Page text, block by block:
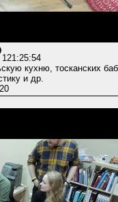
121:25:54
кухню, тосканских
и др.